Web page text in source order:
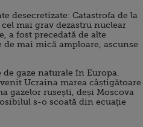
desecretizate: Catastrofa de la
mai grav dezastru nuclear
a fost precedată de alte
de mai mică amploare, ascunse
gaze naturale în Europa.
Ucraina marea câștigătoare
gazelor rusești, deși Moscova
s-o scoată din ecuație